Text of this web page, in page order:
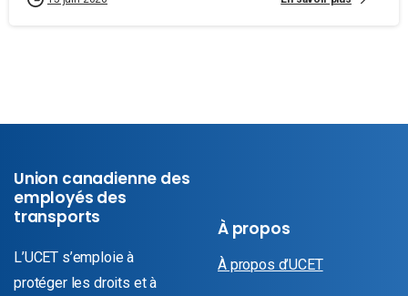
Union canadienne des
employés des
transports
L’UCET s’emploie à
protéger les droits et à
À propos
À propos d’UCET